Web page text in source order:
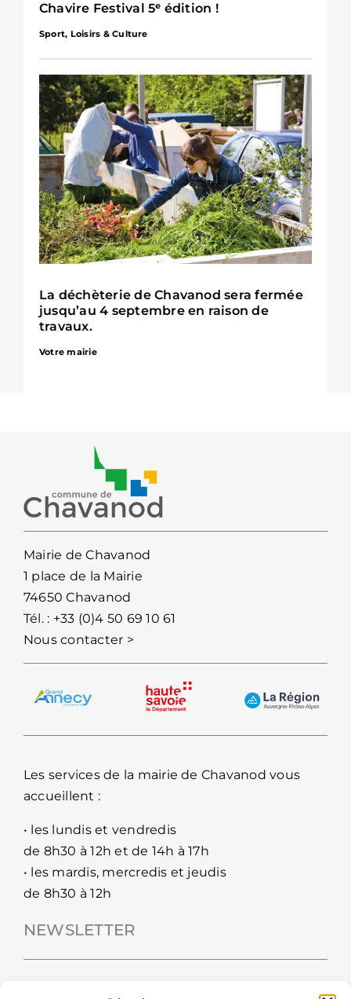
Chavire Festival 5ᵉ édition !
Sport, Loisirs & Culture
La déchèterie de Chavanod sera fermée
jusqu’au 4 septembre en raison de
travaux.
Votre mairie
Mairie de Chavanod
1 place de la Mairie
74650 Chavanod
Tél. : +33 (0)4 50 69 10 61
Nous contacter >
Les services de la mairie de Chavanod vous
accueillent :
• les lundis et vendredis
de 8h30 à 12h et de 14h à 17h
• les mardis, mercredis et jeudis
de 8h30 à 12h
NEWSLETTER